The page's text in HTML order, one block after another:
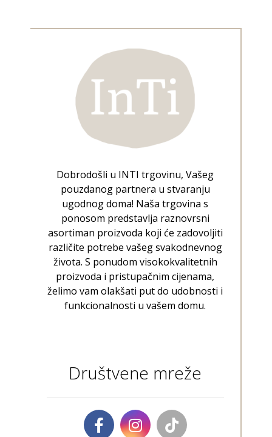
Dobrodošli u INTI trgovinu, Vašeg
pouzdanog partnera u stvaranju
ugodnog doma! Naša trgovina s
ponosom predstavlja raznovrsni
asortiman proizvoda koji će zadovoljiti
različite potrebe vašeg svakodnevnog
života. S ponudom visokokvalitetnih
proizvoda i pristupačnim cijenama,
želimo vam olakšati put do udobnosti i
funkcionalnosti u vašem domu.
Društvene mreže